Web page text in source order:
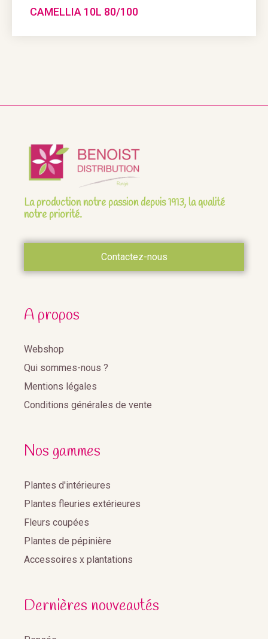
CAMELLIA 10L 80/100
La production notre passion depuis 1913, la qualité
notre priorité.
Contactez-nous
A propos
Webshop
Qui sommes-nous ?
Mentions légales
Conditions générales de vente
Nos gammes
Plantes d'intérieures
Plantes fleuries extérieures
Fleurs coupées
Plantes de pépinière
Accessoires x plantations
Dernières nouveautés